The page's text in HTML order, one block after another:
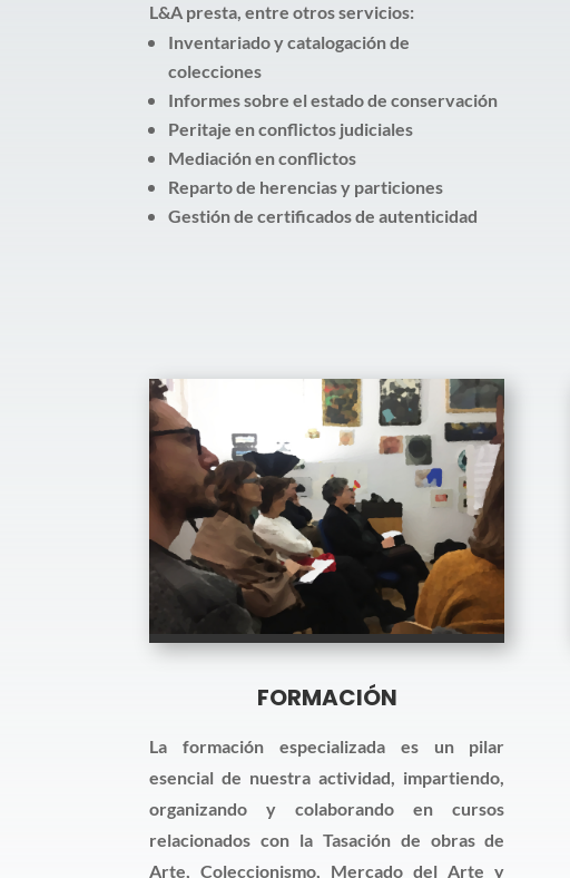
L&A presta, entre otros servicios:
Inventariado y catalogación de
colecciones
Informes sobre el estado de conservación
Peritaje en conflictos judiciales
Mediación en conflictos
Reparto de herencias y particiones
Gestión de certificados de autenticidad
FORMACIÓN
La formación especializada es un pilar
esencial de nuestra actividad, impartiendo,
organizando y colaborando en cursos
relacionados con la Tasación de obras de
Arte, Coleccionismo, Mercado del Arte y